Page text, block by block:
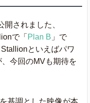
開されました、
で「 Plan B 」で
といえばパワ
今回のMVも期待を
基調とした映像が本